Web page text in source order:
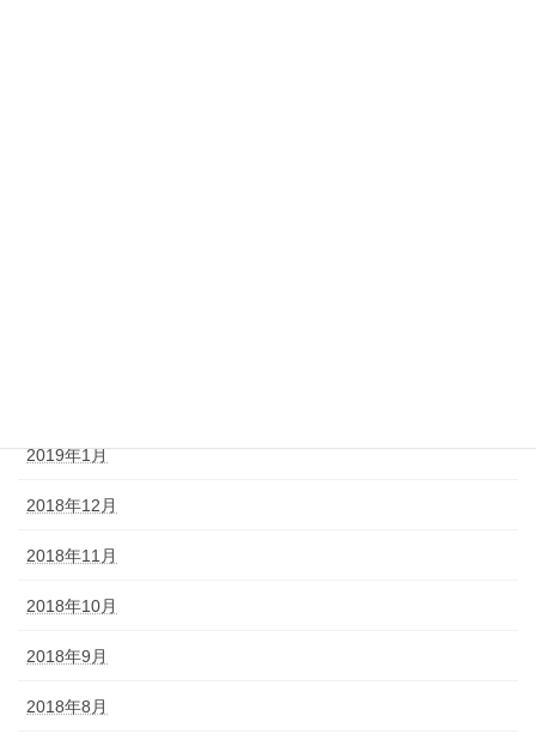
2019年1月
2018年12月
2018年11月
2018年10月
2018年9月
2018年8月